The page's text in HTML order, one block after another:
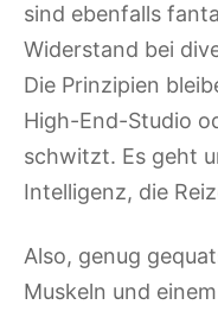
sind ebenfalls
Widerstand bei
Die Prinzipien
High-End-Studio
schwitzt. Es geht
Intelligenz, die
Also, genug
Muskeln und